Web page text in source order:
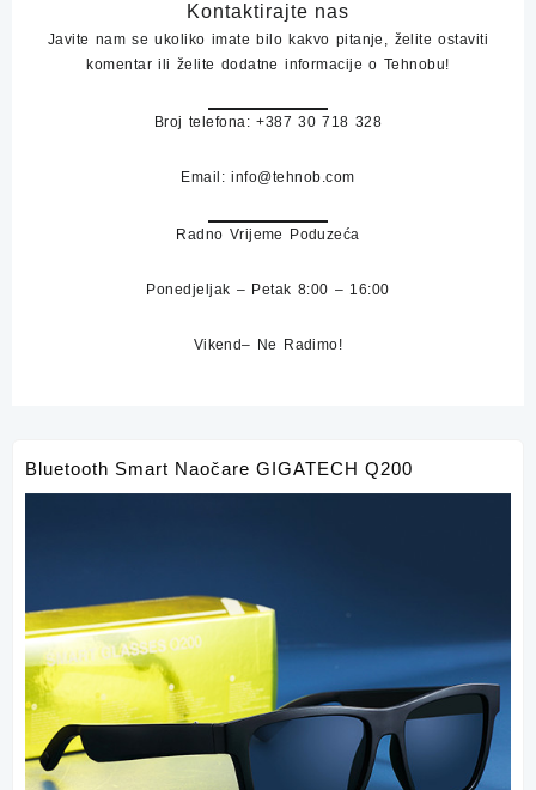
Kontaktirajte nas
Javite nam se ukoliko imate bilo kakvo pitanje, želite ostaviti
komentar ili želite dodatne informacije o Tehnobu!
Broj telefona:+387 30 718 328
Email : info@tehnob.com
Radno Vrijeme Poduzeća
Ponedjeljak – Petak 8:00 – 16:00
Vikend– Ne Radimo!
Bluetooth Smart Naočare GIGATECH Q200